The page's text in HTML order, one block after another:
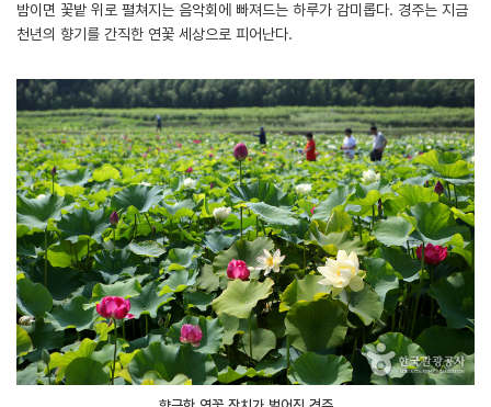
밤이면 꽃밭 위로 펼쳐지는 음악회에 빠져드는 하루가 감미롭다. 경주는 지금
천년의 향기를 간직한 연꽃 세상으로 피어난다.